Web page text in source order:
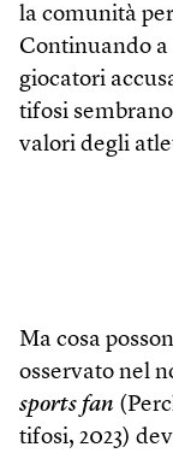
la comunità
Continuando a
giocatori
tifosi
valori degli
Ma cosa
osservato nel
sports fan
tifosi, 2023)